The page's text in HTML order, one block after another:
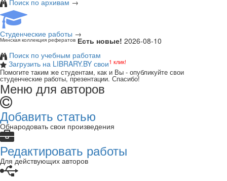
Поиск по архивам →
Студенческие работы →
Минская коллекция рефератов Есть новые! 2026-08-10
Поиск по учебным работам
Загрузить на LIBRARY.BY свои1 клик!
Помогите таким же студентам, как и Вы - опубликуйте свои
студенческие работы, презентации. Спасибо!
Меню для авторов
Добавить статью
Обнародовать свои произведения
Редактировать работы
Для действующих авторов